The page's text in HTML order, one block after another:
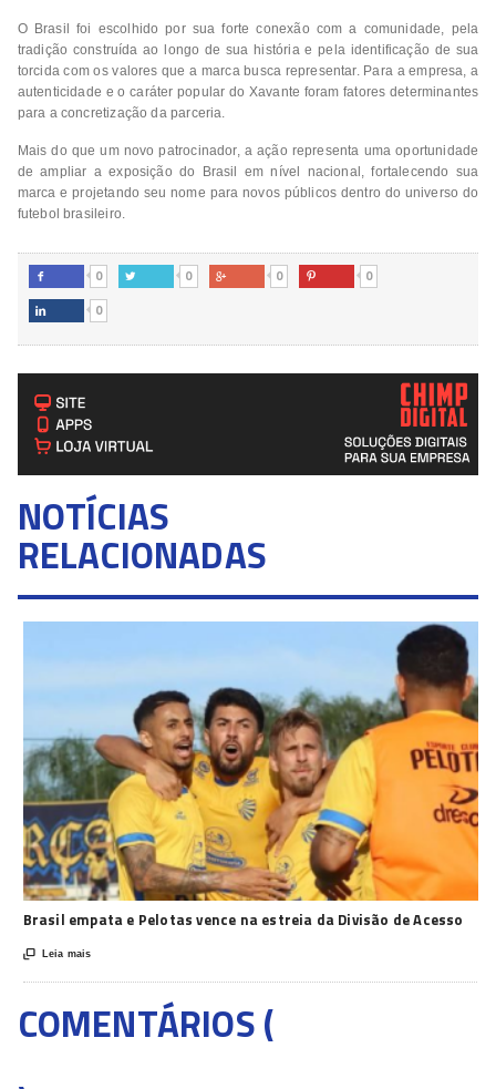
O Brasil foi escolhido por sua forte conexão com a comunidade, pela
tradição construída ao longo de sua história e pela identificação de sua
torcida com os valores que a marca busca representar. Para a empresa, a
autenticidade e o caráter popular do Xavante foram fatores determinantes
para a concretização da parceria.
Mais do que um novo patrocinador, a ação representa uma oportunidade
de ampliar a exposição do Brasil em nível nacional, fortalecendo sua
marca e projetando seu nome para novos públicos dentro do universo do
futebol brasileiro.
 0  0  0  0
 0
NOTÍCIAS
RELACIONADAS
Brasil empata e Pelotas vence na estreia da Divisão de Acesso
 Leia mais
COMENTÁRIOS (